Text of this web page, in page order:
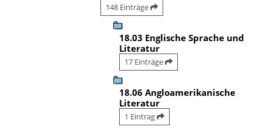
148 Einträge
18.03 Englische Sprache und
Literatur
17 Einträge
18.06 Angloamerikanische
Literatur
1 Eintrag